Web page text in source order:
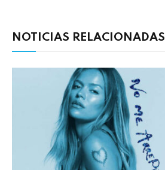
NOTICIAS RELACIONADAS